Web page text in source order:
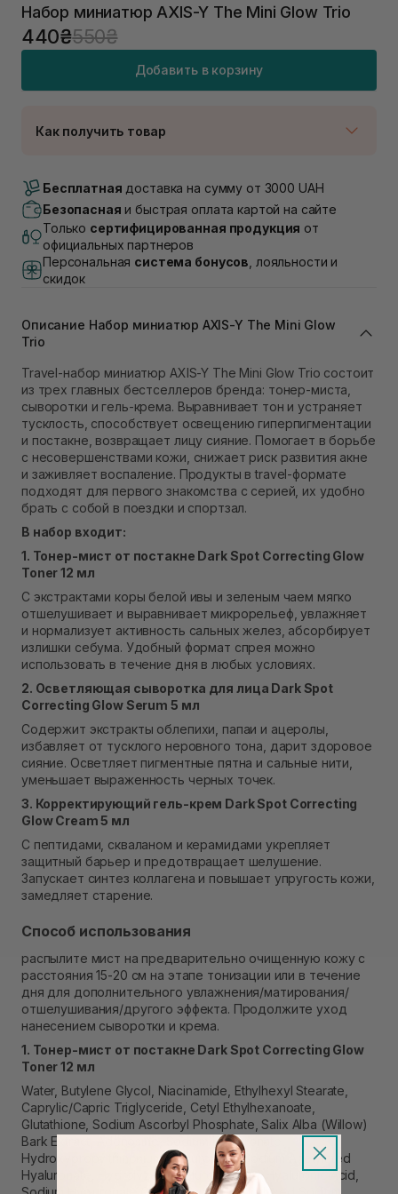
Набор миниатюр AXIS-Y The Mini Glow Trio
440₴550₴
Добавить в корзину
Как получить товар
Нет в наличии!
Самовывоз г. Луцк, Винниченка 4
Самовывоз г. Львов, ул. Академика Подстригача,
1В (Duck's Lake)
Нет в наличии!
Самовывоз Львов (Ивана Франко 36)
Самовывоз г. Львов ул. Степана Бандеры 43
В наличии
Самовывоз г. Ровно, ул. Кулика и Гудачека 23 (ТЦ
Экватор)
Нет в наличии!
Бесплатная доставка на сумму от 3000 UAH
Безопасная и быстрая оплата картой на сайте
Только сертифицированная продукция от
официальных партнеров
Персональная система бонусов , лояльности и
скидок
Описание Набор миниатюр AXIS-Y The Mini Glow
Trio
Travel-набор миниатюр AXIS-Y The Mini Glow Trio состоит
из трех главных бестселлеров бренда: тонер-миста,
сыворотки и гель-крема. Выравнивает тон и устраняет
тусклость, способствует освещению гиперпигментации
и постакне, возвращает лицу сияние. Помогает в борьбе
с несовершенствами кожи, снижает риск развития акне
и заживляет воспаление. Продукты в travel-формате
подходят для первого знакомства с серией, их удобно
брать с собой в поездки и спортзал.
В набор входит:
1. Тонер-мист от постакне Dark Spot Correcting Glow
Toner 12 мл
С экстрактами коры белой ивы и зеленым чаем мягко
отшелушивает и выравнивает микрорельеф, увлажняет
и нормализует активность сальных желез, абсорбирует
излишки себума. Удобный формат спрея можно
использовать в течение дня в любых условиях.
2. Осветляющая сыворотка для лица Dark Spot
Correcting Glow Serum 5 мл
Содержит экстракты облепихи, папаи и ацеролы,
избавляет от тусклого неровного тона, дарит здоровое
сияние. Осветляет пигментные пятна и сальные нити,
уменьшает выраженность черных точек.
3. Корректирующий гель-крем Dark Spot Correcting
Glow Cream 5 мл
С пептидами, скваланом и керамидами укрепляет
защитный барьер и предотвращает шелушение.
Запускает синтез коллагена и повышает упругость кожи,
замедляет старение.
Способ использования
распылите мист на предварительно очищенную кожу с
расстояния 15-20 см на этапе тонизации или в течение
дня для дополнительного увлажнения/матирования/
отшелушивания/другого эффекта. Продолжите уход
нанесением сыворотки и крема.
1. Тонер-мист от постакне Dark Spot Correcting Glow
Toner 12 мл
Water, Butylene Glycol, Niacinamide, Ethylhexyl Stearate,
Caprylic/Capric Triglyceride, Cetyl Ethylhexanoate,
Glutathione, Sodium Ascorbyl Phosphate, Salix Alba (Willow)
Bark Extract, Adenosine, Sodium Hyaluronate,
Hydroxypropyltrimonium Hyaluronate, Sodium Acetylated
Hyaluronate, Hydrolyzed Hyaluronic Acid, Hyaluronic Acid,